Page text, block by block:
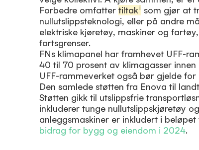
Forbedre omfatter tiltaki som gjør at
nullutslippsteknologi, eller på andre
elektriske kjøretøy, maskiner og
fartsgrenser.
FNs klimapanel har framhevet UFF-
40 til 70 prosent av klimagasser
UFF-rammeverket også bør gjelde
Den samlede støtten fra Enova til
Støtten gikk til utslippsfrie
inkluderer tunge nullutslippskjøretøy
anleggsmaskiner er inkludert i
bidrag for bygg og eiendom i 2024.